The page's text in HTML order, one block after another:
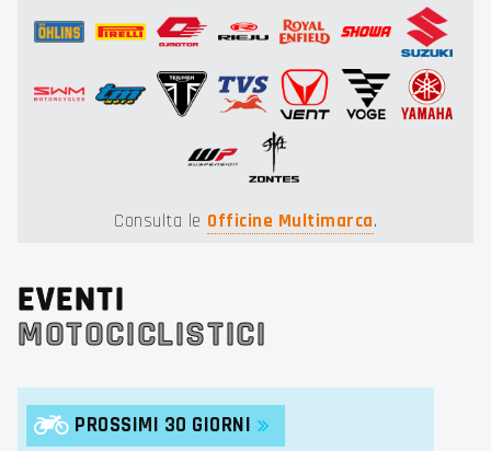
Consulta le Officine Multimarca.
EVENTI
MOTOCICLISTICI
PROSSIMI 30 GIORNI